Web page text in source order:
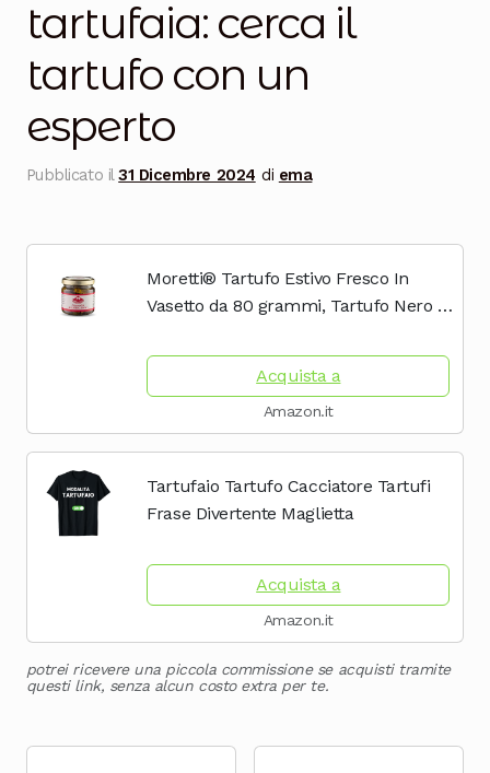
Legumi
Salse e condimenti
Marmellate
Miele
Zafferano
tartufaia: cerca il
tartufo con un
esperto
Pubblicato il31 Dicembre 2024 di ema
Moretti® Tartufo Estivo Fresco In
Vasetto da 80 grammi, Tartufo Nero a
Senza Conservanti, Prodotto In Italia
Acquista a
Amazon.it
Tartufaio Tartufo Cacciatore Tartufi
Frase Divertente Maglietta
Acquista a
Amazon.it
potrei ricevere una piccola commissione se acquisti tramite
questi link, senza alcun costo extra per te.